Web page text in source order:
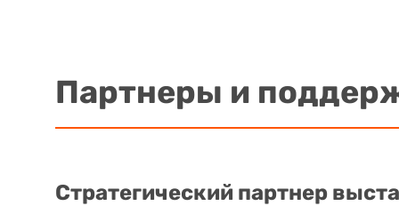
Партнеры и
Стратегический партнер